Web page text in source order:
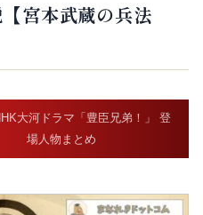
宮本武蔵の兵法
大河ドラマ「豊臣兄弟！」 登
場人物まとめ